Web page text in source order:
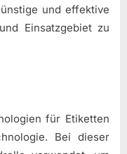
und effektive
Einsatzgebiet zu
für Etiketten
Bei dieser